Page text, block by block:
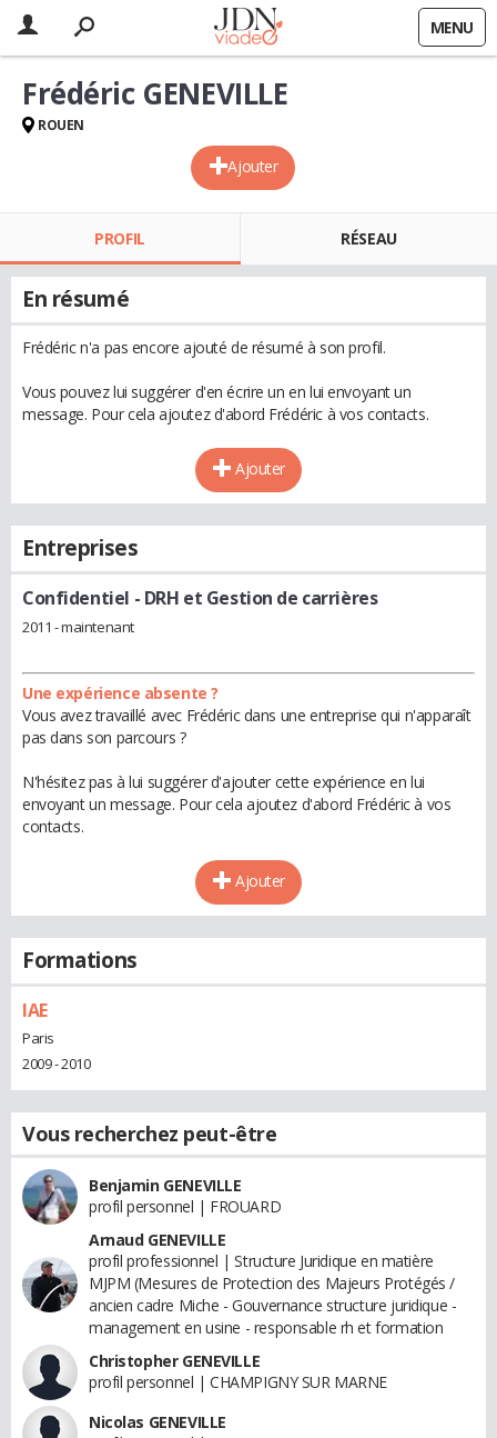
MENU
Ajouter
Frédéric GENEVILLE
ROUEN
PROFIL RÉSEAU
En résumé
Frédéric n'a pas encore ajouté de résumé à son profil.
Vous pouvez lui suggérer d'en écrire un en lui envoyant un
message. Pour cela ajoutez d'abord Frédéric à vos contacts.
Ajouter
Entreprises
Confidentiel - DRH et Gestion de carrières
2011 - maintenant
Une expérience absente ?
Vous avez travaillé avec Frédéric dans une entreprise qui n'apparaît
pas dans son parcours ?
N'hésitez pas à lui suggérer d'ajouter cette expérience en lui
envoyant un message. Pour cela ajoutez d'abord Frédéric à vos
contacts.
Ajouter
Formations
IAE
Paris
2009 - 2010
Vous recherchez peut-être
Benjamin GENEVILLE
profil personnel | FROUARD
Arnaud GENEVILLE
profil professionnel | Structure Juridique en matière
MJPM (Mesures de Protection des Majeurs Protégés /
ancien cadre Miche - Gouvernance structure juridique -
management en usine - responsable rh et formation
Christopher GENEVILLE
profil personnel | CHAMPIGNY SUR MARNE
Nicolas GENEVILLE